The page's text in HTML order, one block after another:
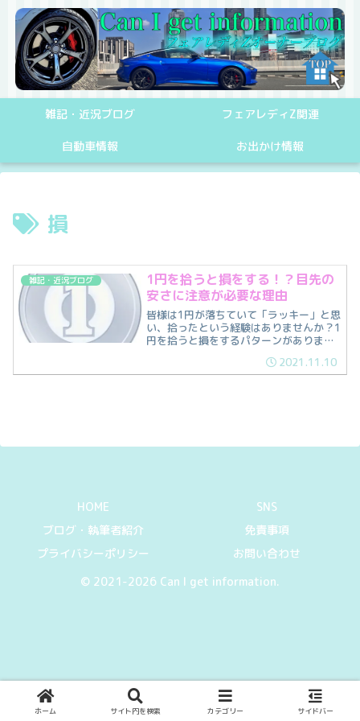
雑記・近況ブログ フェアレディZ関連
自動車情報 お出かけ情報
損
雑記・近況ブログ
1円を拾うと損をする！？目先の
安さに注意が必要な理由
皆様は1円が落ちていて「ラッキー」と思
い、拾ったという経験はありませんか？1
円を拾うと損をするパターンがありま
2021.11.10
HOME
SNS
ブログ・執筆者紹介
免責事項
プライバシーポリシー
お問い合わせ
© 2021-2026 Can I get information.
ホーム サイト内を検索 カテゴリー サイドバー